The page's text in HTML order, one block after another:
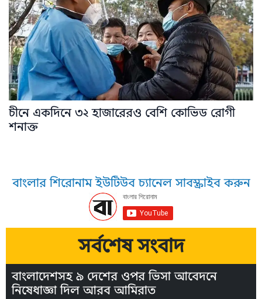
চীনে একদিনে ৩২ হাজারেরও বেশি কোভিড রোগী
শনাক্ত
বাংলার শিরোনাম ইউটিউব চ্যানেল সাবস্ক্রাইব করুন
সর্বশেষ সংবাদ
বাংলাদেশসহ ৯ দেশের ওপর ভিসা আবেদনে
নিষেধাজ্ঞা দিল আরব আমিরাত